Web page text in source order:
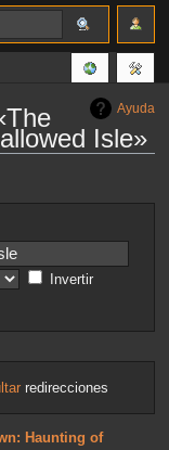
Ayuda
Isle»
Invertir
redirecciones
Haunting of